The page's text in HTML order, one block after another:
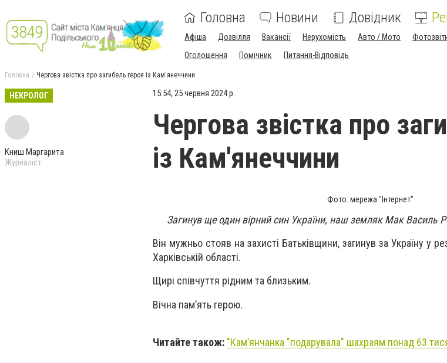
Головна Новини Довідник
Афіша Дозвілля Вакансії Нерухомість Авто / Мото
Оголошення
Помічник Питання-Відповідь
Головна Чергова звістка про загибель героя із Кам'янеччини
НЕКРОЛОГ
Книш Маргарита
Журналіст
15:54, 25 червня 2024 р.
Чергова звістка про
із Кам'янеччини
Фото: мережа "Інтернет"
Загинув ще один вірний син України, наш земляк Мак Василь
Він мужньо стояв на захисті Батьківщини, загинув за Україну у
Харківській області.
Щирі співчуття рідним та близьким.
Вічна пам’ять герою.
Читайте також: "Камʼянчанка "подарувала" шахраям понад 63